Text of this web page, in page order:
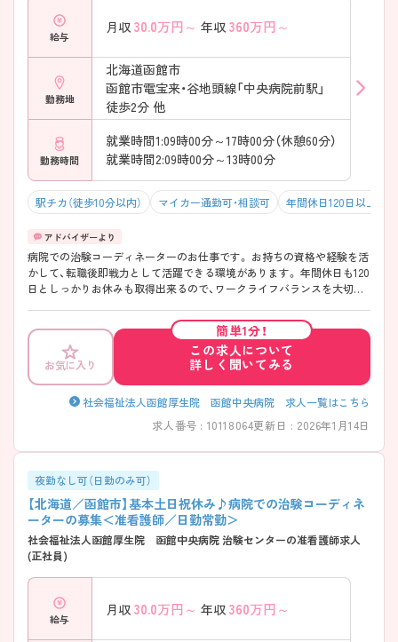
給与
月収 30.0万円～ 年収 360万円～
勤務地
北海道函館市
函館市電宝来・谷地頭線「中央病院前駅」
徒歩2分 他
勤務時間
就業時間1:09時00分～17時00分（休憩60分）
就業時間2:09時00分～13時00分
駅チカ（徒歩10分以内） マイカー通勤可・相談可 年間休日120日以上
病院での治験コーディネーターのお仕事です。 お持ちの資格や経験を活
かして、転職後即戦力として活躍できる環境があります。 年間休日も120
日としっかりお休みも取得出来るので、ワークライフバランスを大切に
お気に入り
簡単1分！
この求人について
詳しく聞いてみる
社会福祉法人函館厚生院 函館中央病院 求人一覧はこちら
求人番号 : 10118064更新日 : 2026年1月14日
夜勤なし可（日勤のみ可）
【北海道／函館市】基本土日祝休み♪病院での治験コーディネ
ーターの募集＜准看護師／日勤常勤＞
社会福祉法人函館厚生院 函館中央病院 治験センターの准看護師求人
(正社員)
給与
月収 30.0万円～ 年収 360万円～